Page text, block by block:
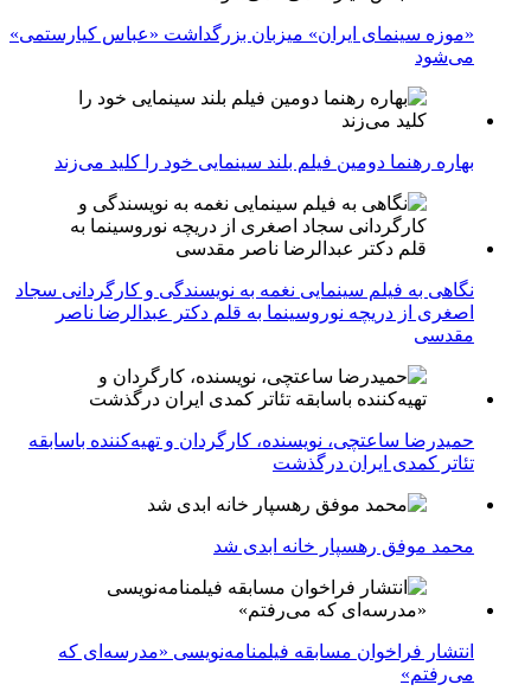
«موزه سینمای ایران» میزبان بزرگداشت «عباس کیارستمی»
می‌شود
بهاره رهنما دومین فیلم بلند سینمایی خود را کلید می‌زند
نگاهی به فیلم سینمایی نغمه به نویسندگی و کارگردانی سجاد
اصغری از دریچه نوروسینما به قلم دکتر عبدالرضا ناصر
مقدسی
حمیدرضا ساعتچی، نویسنده، کارگردان و تهیه‌کننده باسابقه
تئاتر کمدی ایران درگذشت
محمد موفق رهسپار خانه ابدی شد
انتشار فراخوان مسابقه فیلمنامه‌نویسی «مدرسه‌ای که
می‌رفتم»